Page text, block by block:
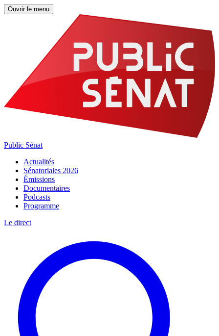
Ouvrir le menu
Public Sénat
Actualités
Sénatoriales 2026
Émissions
Documentaires
Podcasts
Programme
Le direct